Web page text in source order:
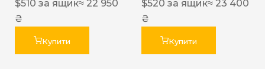
$510 за ящик≈ 22 950
₴
Купити
$520 за ящик≈ 23 400
₴
Купити